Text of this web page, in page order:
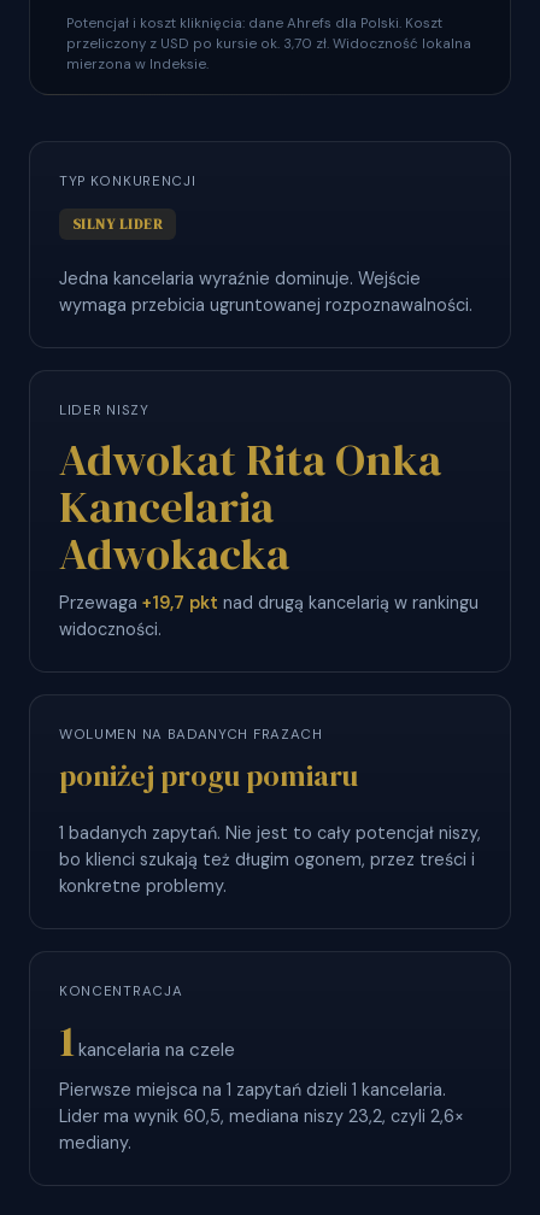
Potencjał i koszt kliknięcia: dane Ahrefs dla Polski. Koszt
przeliczony z USD po kursie ok. 3,70 zł. Widoczność lokalna
mierzona w Indeksie.
TYP KONKURENCJI
SILNY LIDER
Jedna kancelaria wyraźnie dominuje. Wejście
wymaga przebicia ugruntowanej rozpoznawalności.
LIDER NISZY
Adwokat Rita Onka
Kancelaria
Adwokacka
Przewaga +19,7 pkt nad drugą kancelarią w rankingu
widoczności.
WOLUMEN NA BADANYCH FRAZACH
poniżej progu pomiaru
1 badanych zapytań. Nie jest to cały potencjał niszy,
bo klienci szukają też długim ogonem, przez treści i
konkretne problemy.
KONCENTRACJA
1kancelaria na czele
Pierwsze miejsca na 1 zapytań dzieli 1 kancelaria.
Lider ma wynik 60,5, mediana niszy 23,2, czyli 2,6×
mediany.